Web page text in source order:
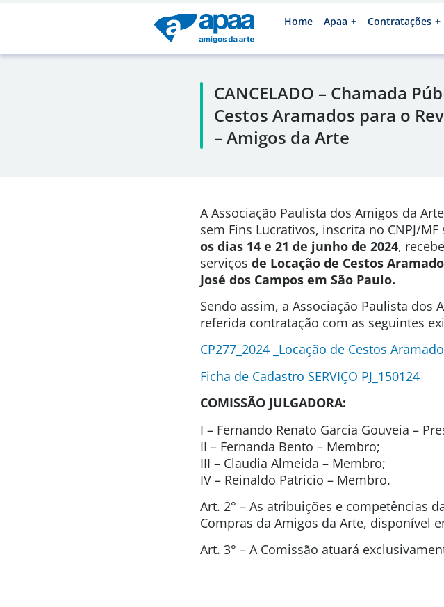
Home Apaa Contratações
CANCELADO – Chamada
Cestos Aramados para o
– Amigos da Arte
A Associação Paulista dos Amigos da
sem Fins Lucrativos, inscrita no CNPJ/
os dias 14 e 21 de junho de 2024,
serviços de Locação de Cestos
José dos Campos em São Paulo.
Sendo assim, a Associação Paulista
referida contratação com as seguintes
CP277_2024 _Locação de Cestos
Ficha de Cadastro SERVIÇO PJ_150124
COMISSÃO JULGADORA:
I – Fernando Renato Garcia Gouveia –
II – Fernanda Bento – Membro;
III – Claudia Almeida – Membro;
IV – Reinaldo Patricio – Membro.
Art. 2° – As atribuições e competências
Compras da Amigos da Arte, disponível
Art. 3° – A Comissão atuará